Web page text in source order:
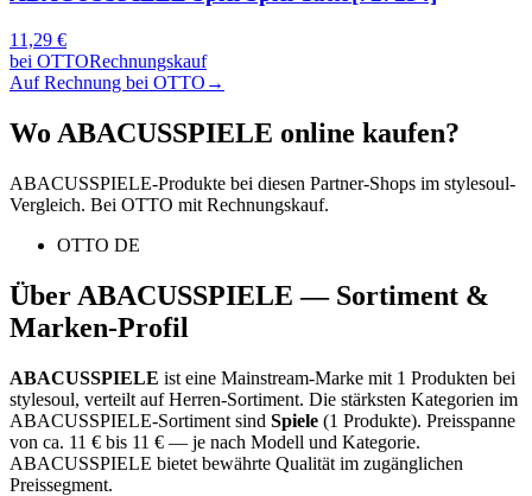
11,29 €
bei OTTORechnungskauf
Auf Rechnung bei OTTO →
Wo ABACUSSPIELE online kaufen?
ABACUSSPIELE-Produkte bei diesen Partner-Shops im stylesoul-
Vergleich. Bei OTTO mit Rechnungskauf.
OTTO DE
Über ABACUSSPIELE — Sortiment &
Marken-Profil
ABACUSSPIELE ist eine Mainstream-Marke mit 1 Produkten bei
stylesoul, verteilt auf Herren-Sortiment. Die stärksten Kategorien im
ABACUSSPIELE-Sortiment sind Spiele (1 Produkte). Preisspanne
von ca. 11 € bis 11 € — je nach Modell und Kategorie.
ABACUSSPIELE bietet bewährte Qualität im zugänglichen
Preissegment.